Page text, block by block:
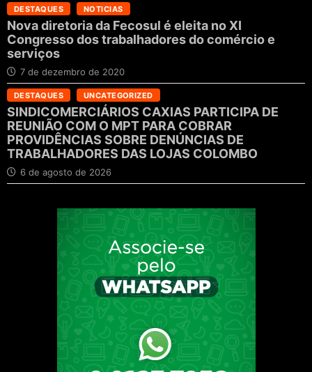
DESTAQUES NOTICIAS
Nova diretoria da Fecosul é eleita no XI
Congresso dos trabalhadores do comércio e
serviços
7 de dezembro de 2020
DESTAQUES UNCATEGORIZED
SINDICOMERCIÁRIOS CAXIAS PARTICIPA DE
REUNIÃO COM O MPT PARA COBRAR
PROVIDÊNCIAS SOBRE DENÚNCIAS DE
TRABALHADORES DAS LOJAS COLOMBO
6 de agosto de 2026